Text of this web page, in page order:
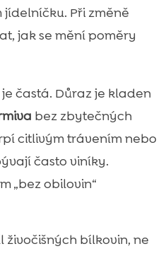
Při změně
jak se mění poměry
častá. Důraz je kladen
bez zbytečných
citlivým trávením nebo
často viníky.
„bez obilovin“
živočišných bílkovin, ne